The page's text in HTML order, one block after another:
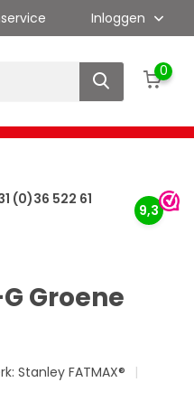
Inloggen
0
(0)36 522 61
9,3
Groene
Stanley FATMAX®